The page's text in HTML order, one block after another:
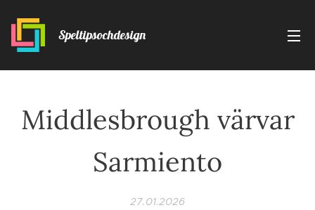
Speltipsochdesign
Middlesbrough värvar
Sarmiento
27.01.2026